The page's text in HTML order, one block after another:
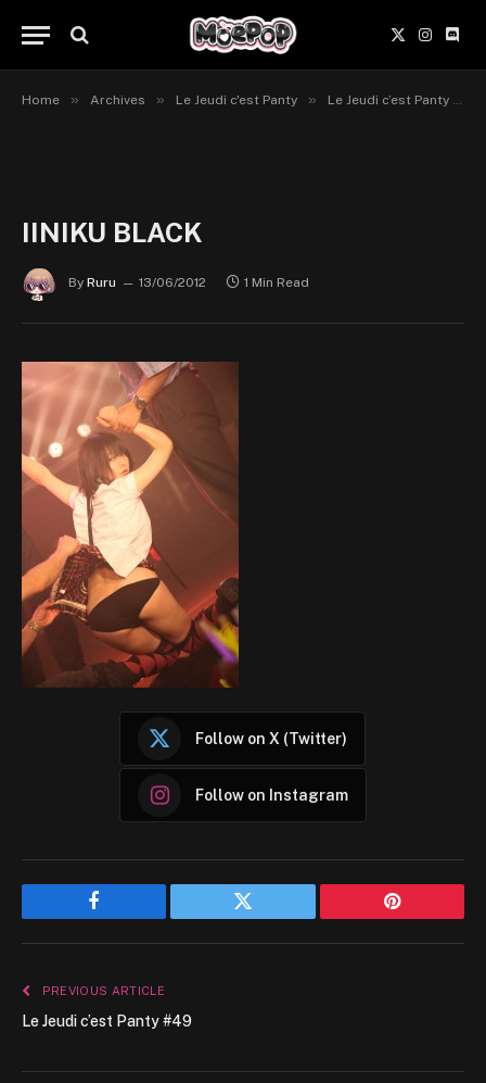
X
(Twitter)
Home » Archives » Le Jeudi c'est Panty » Le Jeudi c’est Panty #49
IINIKU BLACK
By Ruru 13/06/2012 1 Min Read
Follow on X (Twitter)
Follow on Instagram
Facebook Twitter Pinterest
PREVIOUS ARTICLE
Le Jeudi c’est Panty #49